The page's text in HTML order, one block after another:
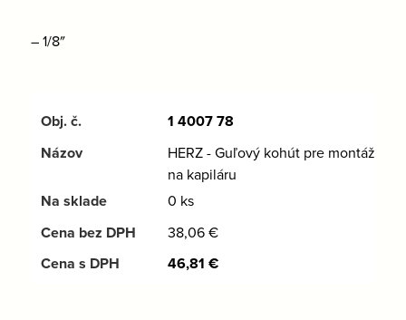
– 1/8″
1 4007 78
HERZ - Guľový kohút pre montáž
na kapiláru
0 ks
38,06€
46,81 €